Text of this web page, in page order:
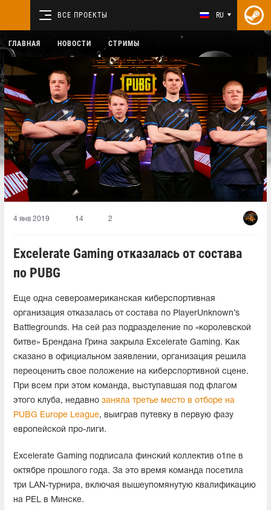
ВСЕ ПРОЕКТЫ RU
ГЛАВНАЯ НОВОСТИ СТРИМЫ
4 янв 2019 14 2
Excelerate Gaming отказалась от состава
по PUBG
Еще одна североамериканская киберспортивная
организация отказалась от состава по PlayerUnknown’s
Battlegrounds. На сей раз подразделение по «королевской
битве» Брендана Грина закрыла Excelerate Gaming. Как
сказано в официальном заявлении, организация решила
переоценить свое положение на киберспортивной сцене.
При всем при этом команда, выступавшая под флагом
этого клуба, недавно заняла третье место в отборе на
PUBG Europe League, выиграв путевку в первую фазу
европейской про-лиги.
Excelerate Gaming подписала финский коллектив o1ne в
октябре прошлого года. За это время команда посетила
три LAN-турнира, включая вышеупомянутую квалификацию
на PEL в Минске.